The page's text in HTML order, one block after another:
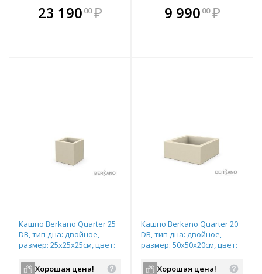
23 190 00 ₽
В комплекте
всегда выгоднее!
В комплекте
всегда выгоднее!
9 990 00 ₽
Кашпо Berkano Quarter 25
DB, тип дна: двойное,
размер: 25x25x25см, цвет:
Хорошая цена!
Кашпо Berkano Quarter 20
DB, тип дна: двойное,
размер: 50x50x20см, цвет:
Хорошая цена!